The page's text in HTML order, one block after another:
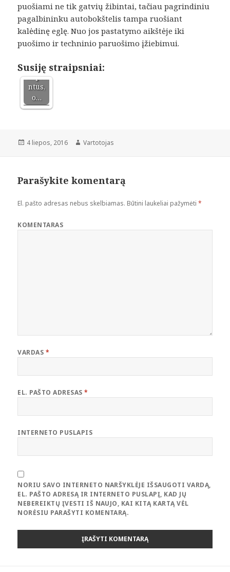
puošiami ne tik gatvių žibintai, tačiau pagrindiniu
pagalbininku autobokštelis tampa ruošiant
kalėdinę eglę. Nuo jos pastatymo aikštėje iki
puošimo ir techninio paruošimo įžiebimui.
Susiję straipsniai:
au
žmoni
ų
renka
dantų
impla
ntus,
o…
Paskelbta
4 liepos, 2016 Autorius
Vartotojas
Parašykite komentarą
El. pašto adresas nebus skelbiamas. Būtini laukeliai pažymėti*
KOMENTARAS
VARDAS *
EL. PAŠTO ADRESAS*
INTERNETO PUSLAPIS
NORIU SAVO INTERNETO NARŠYKLĖJE IŠSAUGOTI VARDĄ,
EL. PAŠTO ADRESĄ IR INTERNETO PUSLAPĮ, KAD JŲ
NEBEREIKTŲ ĮVESTI IŠ NAUJO, KAI KITĄ KARTĄ VĖL
NORĖSIU PARAŠYTI KOMENTARĄ.